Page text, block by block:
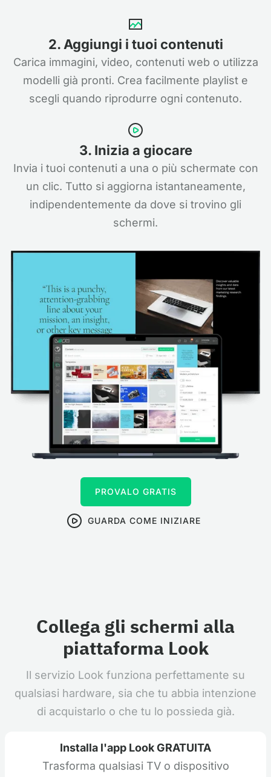
2. Aggiungi i tuoi contenuti
Carica immagini, video, contenuti web o utilizza
modelli già pronti. Crea facilmente playlist e
scegli quando riprodurre ogni contenuto.
3. Inizia a giocare
Invia i tuoi contenuti a una o più schermate con
un clic. Tutto si aggiorna istantaneamente,
indipendentemente da dove si trovino gli
schermi.
PROVALO GRATIS
GUARDA COME INIZIARE
Collega gli schermi alla
piattaforma Look
Il servizio Look funziona perfettamente su
qualsiasi hardware, sia che tu abbia intenzione
di acquistarlo o che tu lo possieda già.
Installa l'app Look GRATUITA
Trasforma qualsiasi TV o dispositivo